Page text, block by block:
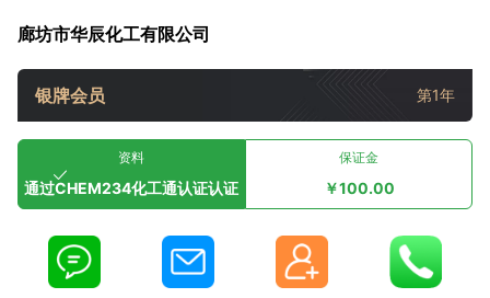
廊坊市华辰化工有限公司
银牌会员 第1年
资料
通过CHEM234化工通认证认证
保证金
￥100.00